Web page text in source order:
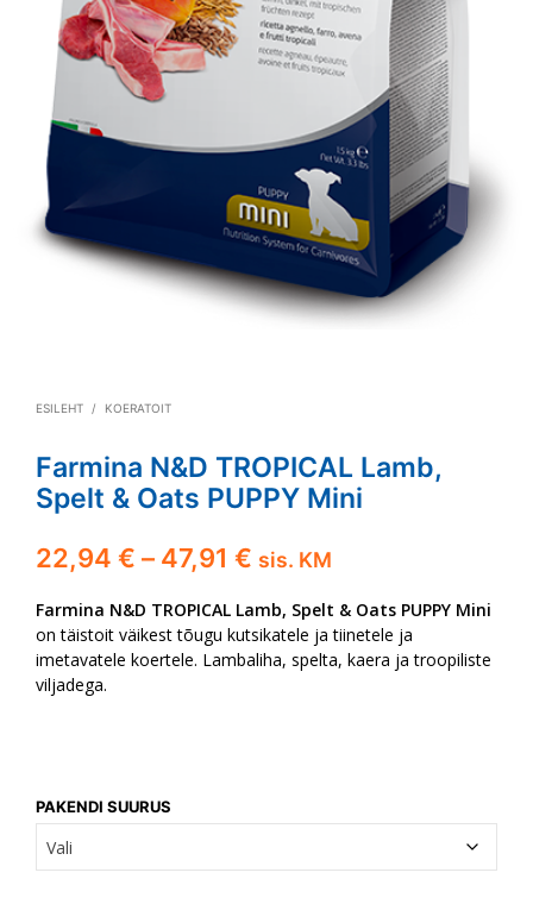
ESILEHT / KOERATOIT
Farmina N&D TROPICAL Lamb,
Spelt & Oats PUPPY Mini
22,94 € – 47,91 € Hinnavahemik:
22,94 €
kuni
47,91 €
sis. KM
Farmina N&D TROPICAL Lamb, Spelt & Oats PUPPY Mini
on täistoit väikest tõugu kutsikatele ja tiinetele ja
imetavatele koertele. Lambaliha, spelta, kaera ja troopiliste
viljadega.
PAKENDI SUURUS